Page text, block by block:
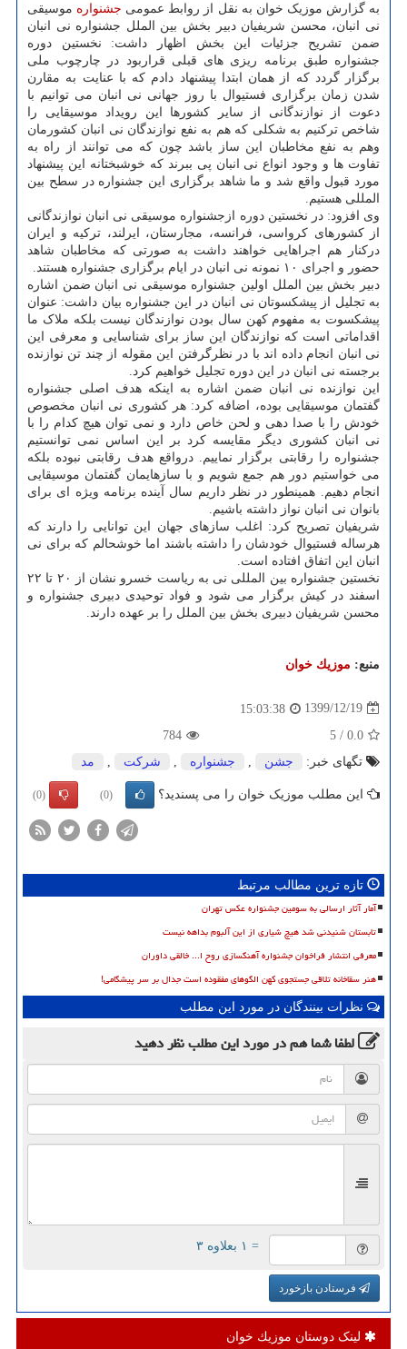
به گزارش موزیک خوان به نقل از روابط عمومی جشنواره موسیقی
نی انبان، محسن شریفیان دبیر بخش بین الملل جشنواره نی انبان
ضمن تشریح جزئیات این بخش اظهار داشت: نخستین دوره
جشنواره طبق برنامه ریزی های قبلی قراربود در چارچوب ملی
برگزار گردد که از همان ابتدا پیشنهاد دادم که با عنایت به مقارن
شدن زمان برگزاری فستیوال با روز جهانی نی انبان می توانیم با
دعوت از نوازندگانی از سایر کشورها این رویداد موسیقایی را
شاخص ترکنیم به شکلی که هم به نفع نوازندگان نی انبان کشورمان
وهم به نفع مخاطبان این ساز باشد چون که می توانند از راه به
تفاوت ها و وجود انواع نی انبان پی ببرند که خوشبختانه این پیشنهاد
مورد قبول واقع شد و ما شاهد برگزاری این جشنواره در سطح بین
المللی هستیم.
وی افزود: در نخستین دوره ازجشنواره موسیقی نی انبان نوازندگانی
از کشورهای کرواسی، فرانسه، مجارستان، ایرلند، ترکیه و ایران
درکنار هم اجراهایی خواهند داشت به صورتی که مخاطبان شاهد
حضور و اجرای ۱۰ نمونه نی انبان در ایام برگزاری جشنواره هستند.
دبیر بخش بین الملل اولین جشنواره موسیقی نی انبان ضمن اشاره
به تجلیل از پیشکسوتان نی انبان در این جشنواره بیان داشت: عنوان
پیشکسوت به مفهوم کهن سال بودن نوازندگان نیست بلکه ملاک ما
اقداماتی است که نوازندگان این ساز برای شناسایی و معرفی این
نی انبان انجام داده اند با در نظرگرفتن این مقوله از چند تن نوازنده
برجسته نی انبان در این دوره تجلیل خواهیم کرد.
این نوازنده نی انبان ضمن اشاره به اینکه هدف اصلی جشنواره
گفتمان موسیقایی بوده، اضافه کرد: هر کشوری نی انبان مخصوص
خودش را با صدا دهی و لحن خاص دارد و نمی توان هیچ کدام را با
نی انبان کشوری دیگر مقایسه کرد بر این اساس نمی توانستیم
جشنواره را رقابتی برگزار نماییم. درواقع هدف رقابتی نبوده بلکه
می خواستیم دور هم جمع شویم و با سازهایمان گفتمان موسیقایی
انجام دهیم. همینطور در نظر داریم سال آینده برنامه ویژه ای برای
بانوان نی انبان نواز داشته باشیم.
شریفیان تصریح کرد: اغلب سازهای جهان این توانایی را دارند که
هرساله فستیوال خودشان را داشته باشند اما خوشحالم که برای نی
انبان این اتفاق افتاده است.
نخستین جشنواره بین المللی نی به ریاست خسرو نشان از ۲۰ تا ۲۲
اسفند در کیش برگزار می شود و فواد توحیدی دبیری جشنواره و
محسن شریفیان دبیری بخش بین الملل را بر عهده دارند.
منبع: موزیك خوان
1399/12/19
15:03:38
0.0
/
5
784
تگهای خبر:
جشن جشنواره شركت مد
این مطلب موزیک خوان را می پسندید؟ (0)
(0)
تازه ترین مطالب مرتبط
آمار آثار ارسالی به سومین جشنواره عکس تهران
تابستان شنیدنی شد هیچ شیاری از این آلبوم بداهه نیست
معرفی انتشار فراخوان جشنواره آهنگسازی روح ا... خالقی داوران
هنر سقاخانه تلاقی جستجوی کهن الگوهای مفقوده است جدال بر سر پیشگامی!
نظرات بینندگان در مورد این مطلب
لطفا شما همدر مورد این مطلبنظر دهید
= ۱ بعلاوه ۳
فرستادن بازخورد
لینک دوستان موزیك خوان